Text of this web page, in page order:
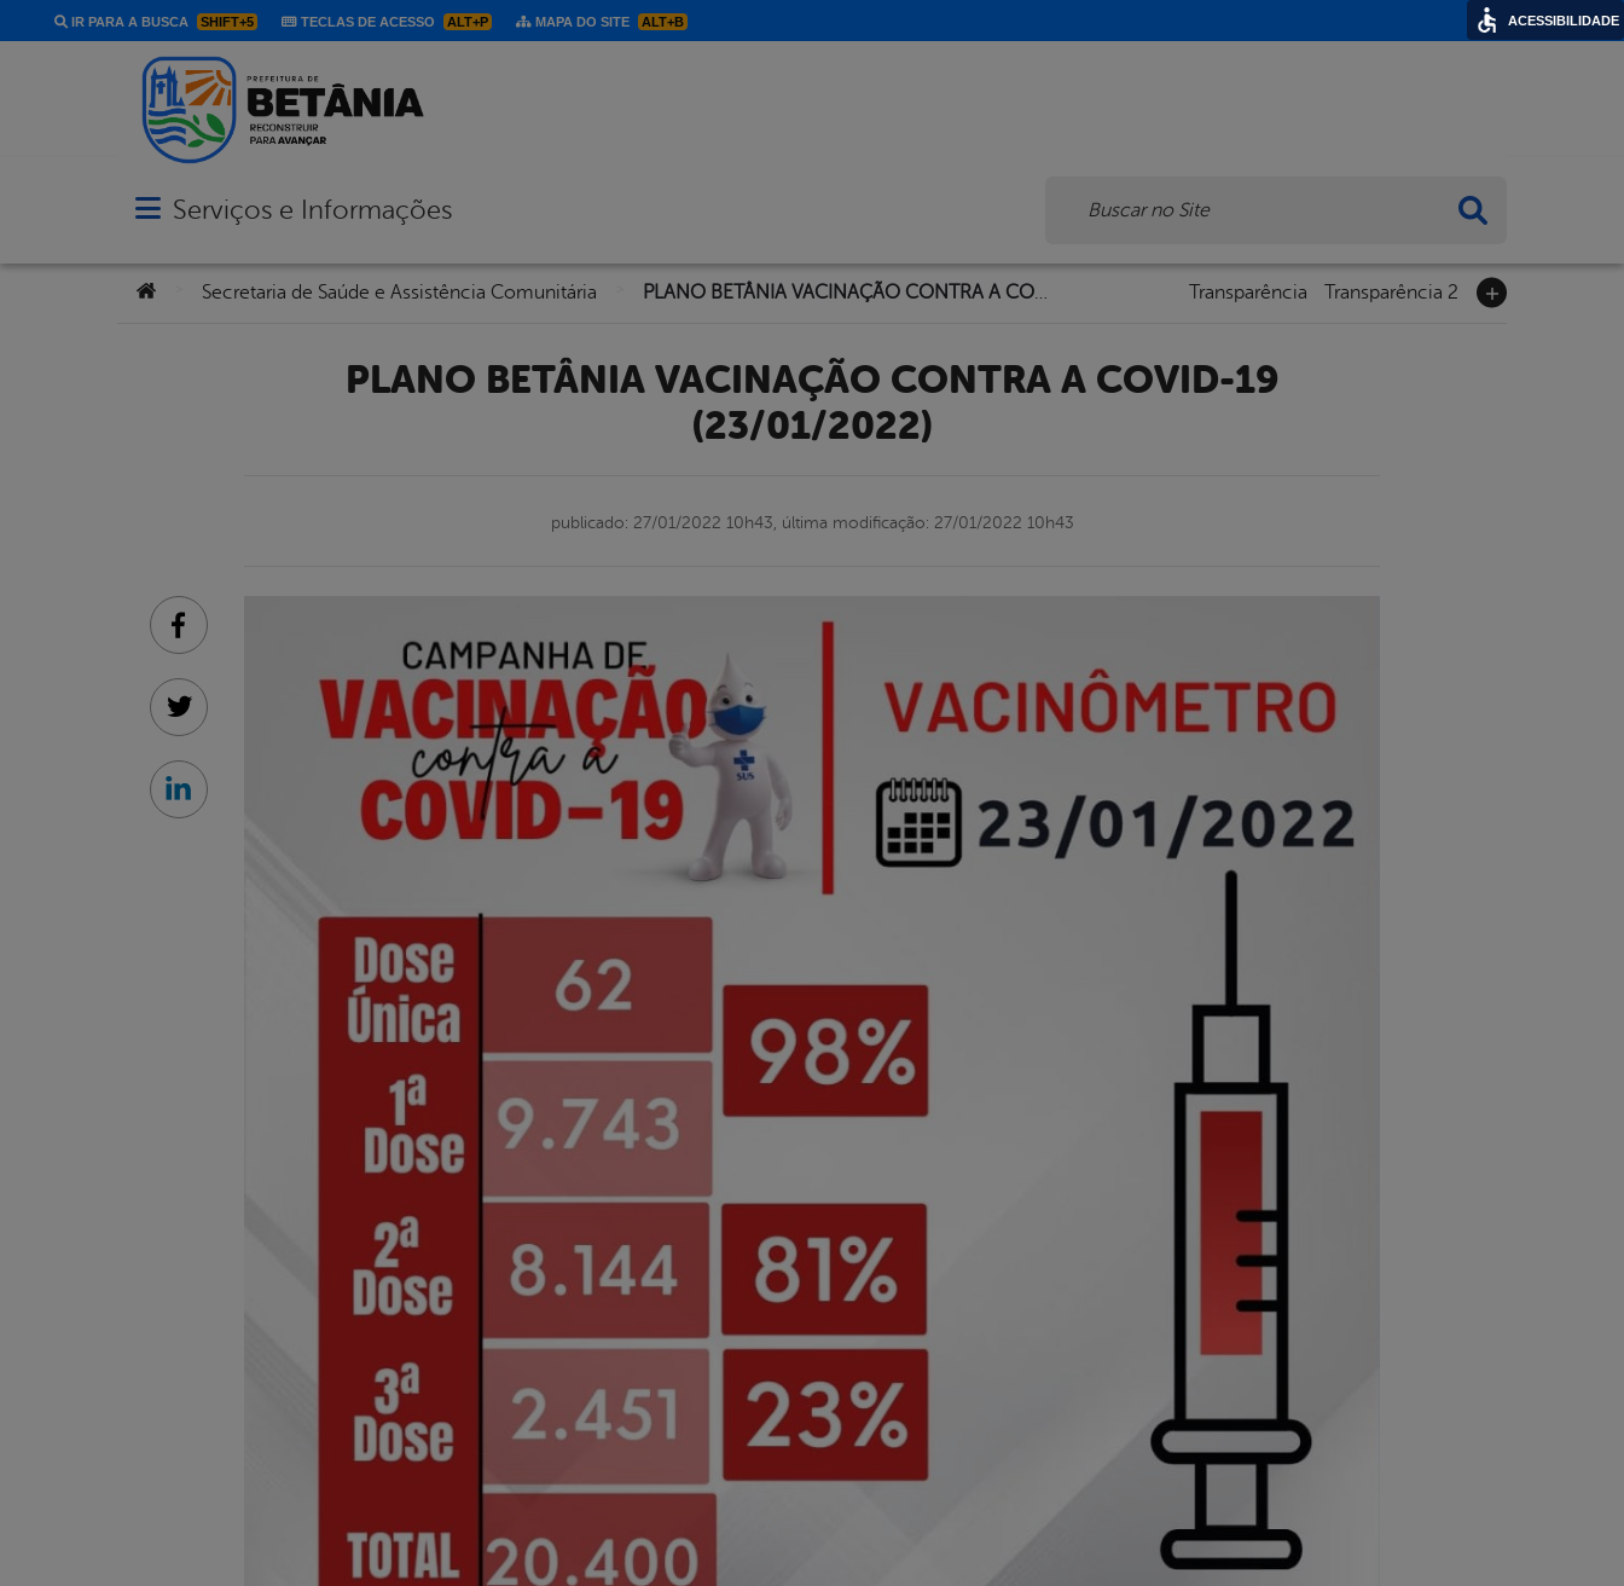
IR PARA A BUSCA SHIFT+5 TECLAS DE ACESSO ALT+P MAPA DO SITE ALT+B
Abrir menu principal de navegação
Serviços e Informações
Você está aqui:Secretaria de Saúde e Assistência Comunitária PLANO BETÂNIA VACINAÇÃO CONTRA A COVID-19 (23/01/2022) Transparência Transparência 2
PLANO BETÂNIA VACINAÇÃO CONTRA A COVID-19
(23/01/2022)
publicado: 27/01/2022 10h43, última modificação: 27/01/2022 10h43
Facebook
Twitter
Linkedin
ACESSIBILIDADE